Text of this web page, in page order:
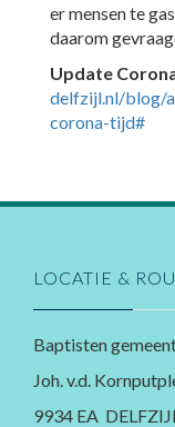
er mensen te
daarom
Update
delfzijl.nl/blog/
corona-tijd#
LOCATIE &
Baptisten
Joh. v.d.
9934 EA DELFZIJL